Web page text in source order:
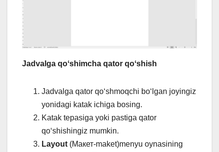
Jadvalga qoʻshimcha qator qoʻshish
Jadvalga qator qoʻshmoqchi boʻlgan joyingiz
yonidagi katak ichiga bosing.
Katak tepasiga yoki pastiga qator
qoʻshishingiz mumkin.
Layout (Макет-maket)menyu oynasining